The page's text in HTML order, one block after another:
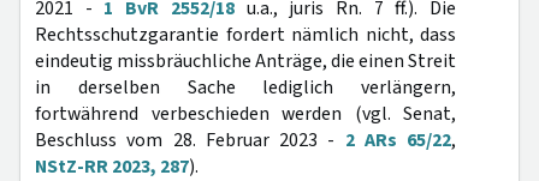
2021 - 1 BvR 2552/18u.a., juris Rn. 7 ff.). Die
Rechtsschutzgarantie fordert nämlich nicht, dass
eindeutig missbräuchliche Anträge, die einen Streit
in derselben Sache lediglich verlängern,
fortwährend verbeschieden werden (vgl. Senat,
Beschluss vom 28. Februar 2023 - 2 ARs 65/22,
NStZ-RR 2023, 287).